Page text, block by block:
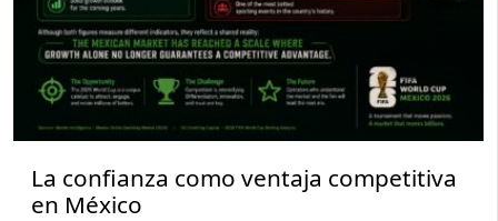
La confianza como ventaja competitiva
en México